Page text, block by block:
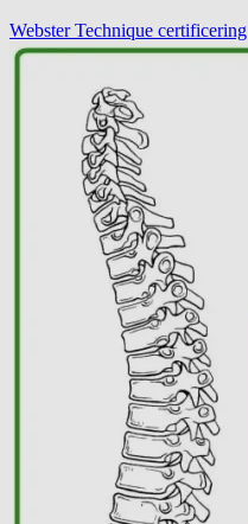
Webster Technique certificering